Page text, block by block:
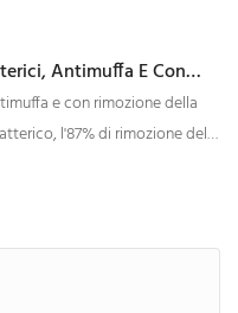
Antimuffa E Con
e con rimozione della
l'87% di rimozione della